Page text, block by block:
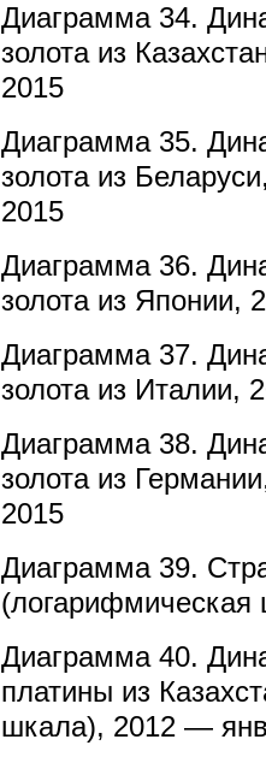
Диаграмма 34.
золота из
2015
Диаграмма 35.
золота из
2015
Диаграмма 36.
золота из Японии,
Диаграмма 37.
золота из Италии,
Диаграмма 38.
золота из
2015
Диаграмма 39.
(логарифмическая
Диаграмма 40.
платины из
шкала), 2012 —